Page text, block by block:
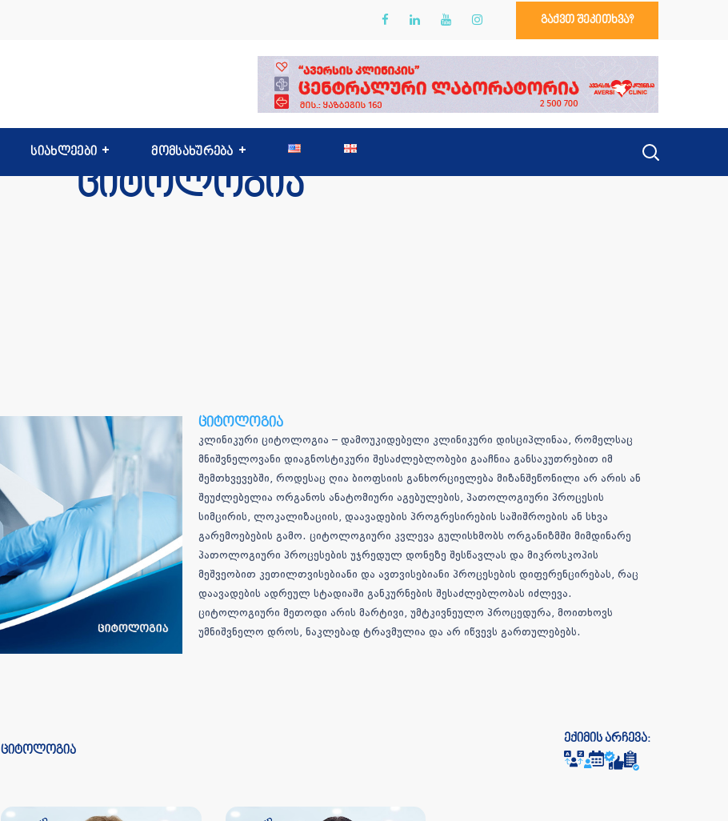
გაქვთ შეკითხვა?
სიახლეები მომსახურება
ციტოლოგია
ციტოლოგია
კლინიკური ციტოლოგია – დამოუკიდებელი კლინიკური დისციპლინაა, რომელსაც
მნიშვნელოვანი დიაგნოსტიკური შესაძლებლობები გააჩნია განსაკუთრებით იმ
შემთხვევებში, როდესაც ღია ბიოფსიის განხორციელება მიზანშეწონილი არ არის ან
შეუძლებელია ორგანოს ანატომიური აგებულების, პათოლოგიური პროცესის
სიმცირის, ლოკალიზაციის, დაავადების პროგრესირების საშიშროების ან სხვა
გარემოებების გამო. ციტოლოგიური კვლევა გულისხმობს ორგანიზმში მიმდინარე
პათოლოგიური პროცესების უჯრედულ დონეზე შესწავლას და მიკროსკოპის
მეშვეობით კეთილთვისებიანი და ავთვისებიანი პროცესების დიფერენცირებას, რაც
დაავადების ადრეულ სტადიაში განკურნების შესაძლებლობას იძლევა.
ციტოლოგიური მეთოდი არის მარტივი, უმტკივნეულო პროცედურა, მოითხოვს
უმნიშვნელო დროს, ნაკლებად ტრავმულია და არ იწვევს გართულებებს.
ციტოლოგია
ექიმის არჩევა: